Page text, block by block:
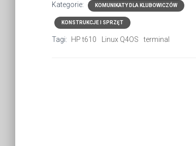
Kategorie: KOMUNIKATY DLA KLUBOWICZÓW
KONSTRUKCJE I SPRZĘT
Tagi: HP t610 Linux Q4OS terminal